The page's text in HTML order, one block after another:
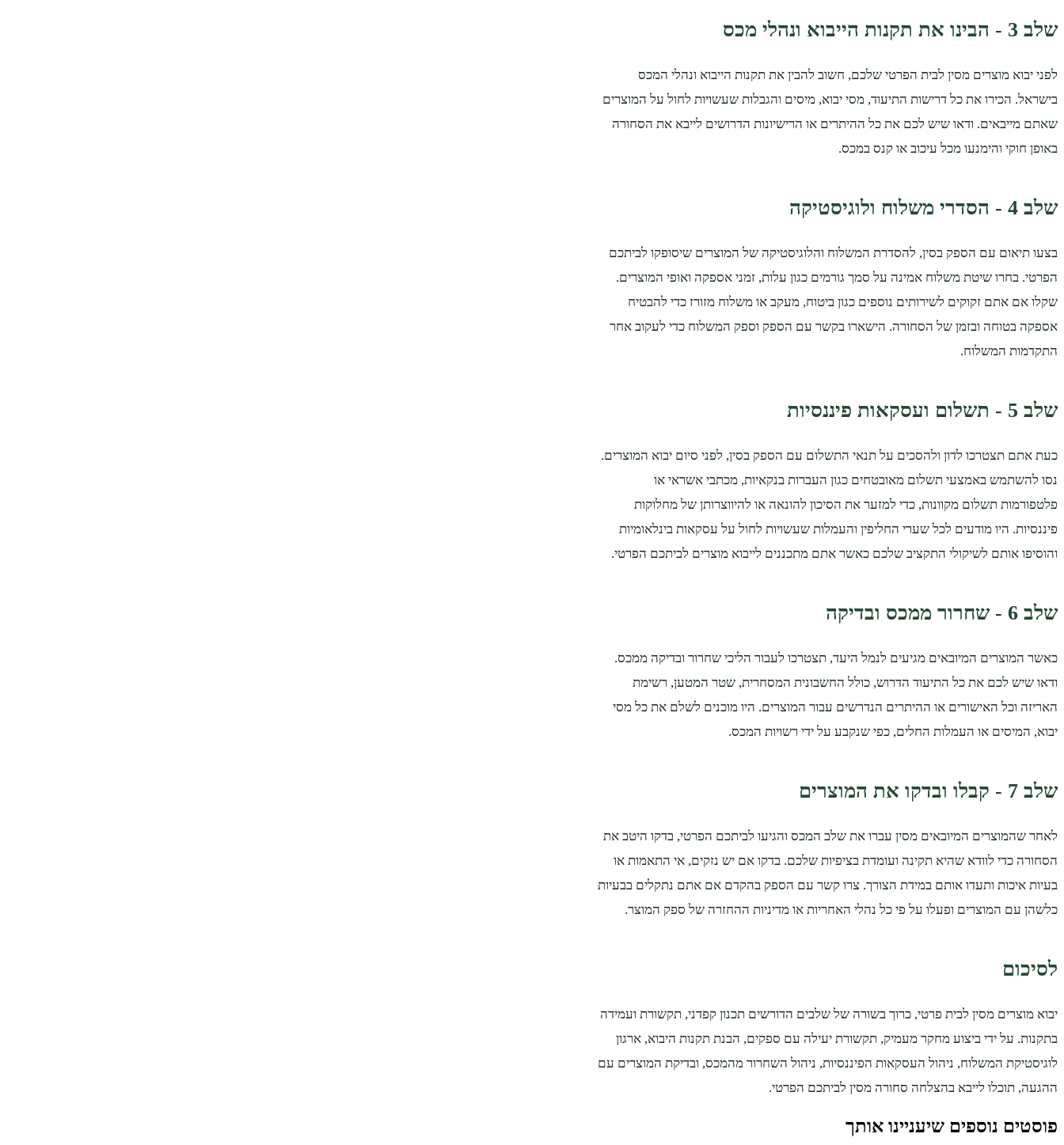
שלב 3 - הבינו את תקנות הייבוא ​​ונהלי מכס
לפני יבוא מוצרים מסין לבית הפרטי שלכם, חשוב להבין את תקנות הייבוא ​​ונהלי המכס
בישראל. הכירו את כל דרישות התיעוד, מסי יבוא, מיסים והגבלות שעשויות לחול על המוצרים
שאתם מייבאים. ודאו שיש לכם את כל ההיתרים או הרישיונות הדרושים לייבא את הסחורה
באופן חוקי והימנעו מכל עיכוב או קנס במכס.
שלב 4 - הסדרי משלוח ולוגיסטיקה
בצעו תיאום עם הספק בסין, להסדרת המשלוח והלוגיסטיקה של המוצרים שיסופקו לביתכם
הפרטי. בחרו שיטת משלוח אמינה על סמך גורמים כגון עלות, זמני אספקה ​​ואופי המוצרים.
שקלו אם אתם זקוקים לשירותים נוספים כגון ביטוח, מעקב או משלוח מזורז כדי להבטיח
אספקה ​​בטוחה ובזמן של הסחורה. הישארו בקשר עם הספק וספק המשלוח כדי לעקוב אחר
התקדמות המשלוח.
שלב 5 - תשלום ועסקאות פיננסיות
כעת אתם תצטרכו לדון ולהסכים על תנאי התשלום עם הספק בסין, לפני סיום יבוא המוצרים.
נסו להשתמש באמצעי תשלום מאובטחים כגון העברות בנקאיות, מכתבי אשראי או
פלטפורמות תשלום מקוונות, כדי למזער את הסיכון להונאה או להיווצרותן של מחלוקות
פיננסיות. היו מודעים לכל שערי החליפין והעמלות שעשויות לחול על עסקאות בינלאומיות
והוסיפו אותם לשיקולי התקציב שלכם כאשר אתם מתכננים לייבוא ​​מוצרים לביתכם הפרטי.
שלב 6 - שחרור ממכס ובדיקה
כאשר המוצרים המיובאים מגיעים לנמל היעד, תצטרכו לעבור הליכי שחרור ובדיקה ממכס.
ודאו שיש לכם את כל התיעוד הדרוש, כולל החשבונית המסחרית, שטר המטען, רשימת
האריזה וכל האישורים או ההיתרים הנדרשים עבור המוצרים. היו מוכנים לשלם את כל מסי
יבוא, המיסים או העמלות החלים, כפי שנקבע על ידי רשויות המכס.
שלב 7 - קבלו ובדקו את המוצרים
לאחר שהמוצרים המיובאים מסין עברו את שלב המכס והגיעו לביתכם הפרטי, בדקו היטב את
הסחורה כדי לוודא שהיא תקינה ועומדת בציפיות שלכם. בדקו אם יש נזקים, אי התאמות או
בעיות איכות ותעדו אותם במידת הצורך. צרו קשר עם הספק בהקדם אם אתם נתקלים בבעיות
כלשהן עם המוצרים ופעלו על פי כל נהלי האחריות או מדיניות ההחזרה של ספק המוצר.
לסיכום
יבוא מוצרים מסין לבית פרטי, כרוך בשורה של שלבים הדורשים תכנון קפדני, תקשורת ועמידה
בתקנות. על ידי ביצוע מחקר מעמיק, תקשורת יעילה עם ספקים, הבנת תקנות היבוא, ארגון
לוגיסטיקת המשלוח, ניהול העסקאות הפיננסיות, ניהול השחרור מהמכס, ובדיקת המוצרים עם
ההגעה, תוכלו לייבא בהצלחה סחורה מסין לביתכם הפרטי.
פוסטים נוספים שיעניינו אותך